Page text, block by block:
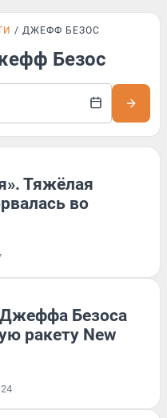
ДЖЕФФ БЕЗОС
Безос
Тяжёлая
во
Безоса
ракету New
24